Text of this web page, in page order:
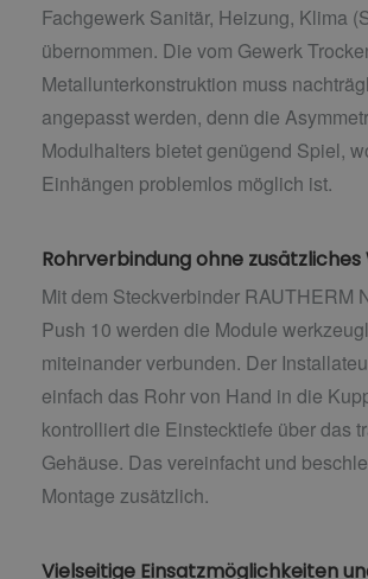
Fachgewerk Sanitär, Heizung, Klima
übernommen. Die vom Gewerk
Metallunterkonstruktion muss
angepasst werden, denn die
Modulhalters bietet genügend Spiel,
Einhängen problemlos möglich ist.
Rohrverbindung ohne zusätzliches
Mit dem Steckverbinder RAUTHERM
Push 10 werden die Module
miteinander verbunden. Der
einfach das Rohr von Hand in die
kontrolliert die Einstecktiefe über das
Gehäuse. Das vereinfacht und
Montage zusätzlich.
Vielseitige Einsatzmöglichkeiten